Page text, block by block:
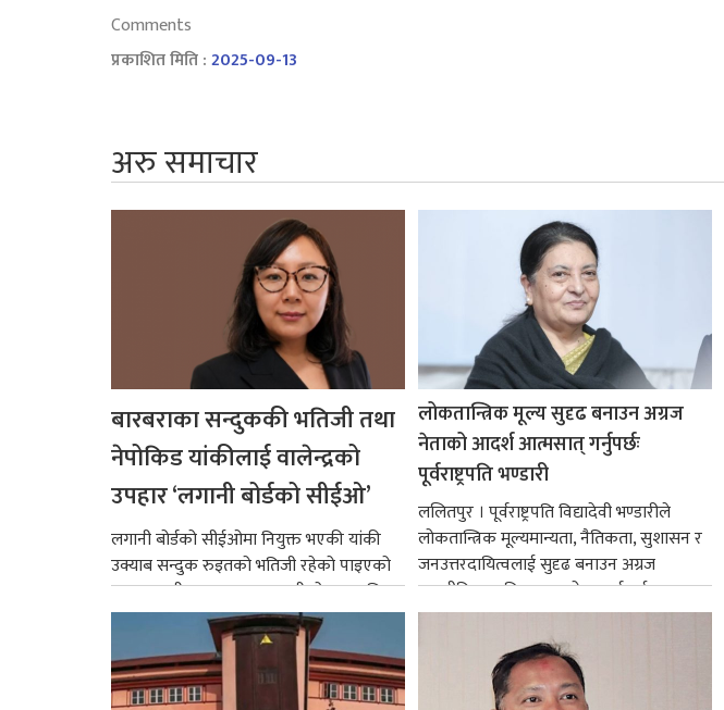
Comments
प्रकाशित मिति :2025-09-13
अरु समाचार
बारबराका सन्दुककी भतिजी तथा
नेपोकिड यांकीलाई वालेन्द्रको
उपहार ‘लगानी बोर्डको सीईओ’
लगानी बोर्डको सीईओमा नियुक्त भएकी यांकी
उक्याब सन्दुक रुइतको भतिजी रहेको पाइएको
छ। तत्कालीन समयमा महाकालीको अञ्चलाधिश
नै बनेका जोन...
लोकतान्त्रिक मूल्य सुदृढ बनाउन अग्रज
नेताको आदर्श आत्मसात् गर्नुपर्छः
पूर्वराष्ट्रपति भण्डारी
ललितपुर । पूर्वराष्ट्रपति विद्यादेवी भण्डारीले
लोकतान्त्रिक मूल्यमान्यता, नैतिकता, सुशासन र
जनउत्तरदायित्वलाई सुदृढ बनाउन अग्रज
राजनीतिक व्यक्तित्वहरूको आदर्शलाई आत्मसात्
गर्न आवश्यक...